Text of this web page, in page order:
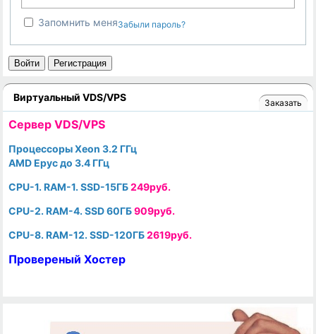
Запомнить меняЗабыли пароль?
Войти Регистрация
Виртуальный VDS/VPS Заказать
Cервер VDS/VPS
Процессоры Xeon 3.2 ГГц
AMD Epyc до 3.4 ГГц
CPU-1. RAM-1. SSD-15ГБ249руб.
CPU-2. RAM-4. SSD 60ГБ909руб.
CPU-8. RAM-12. SSD-120ГБ2619руб.
Провереный Хостер